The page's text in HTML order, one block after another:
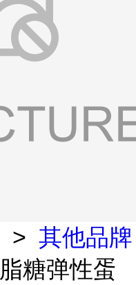
> 其他品牌
糖弹性蛋